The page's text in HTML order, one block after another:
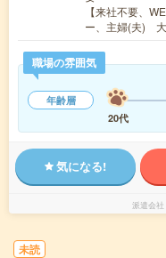
【来社不要、
ー、主婦(夫)
職場の雰囲気
年齢層
20代
気になる!
派遣会社
未読